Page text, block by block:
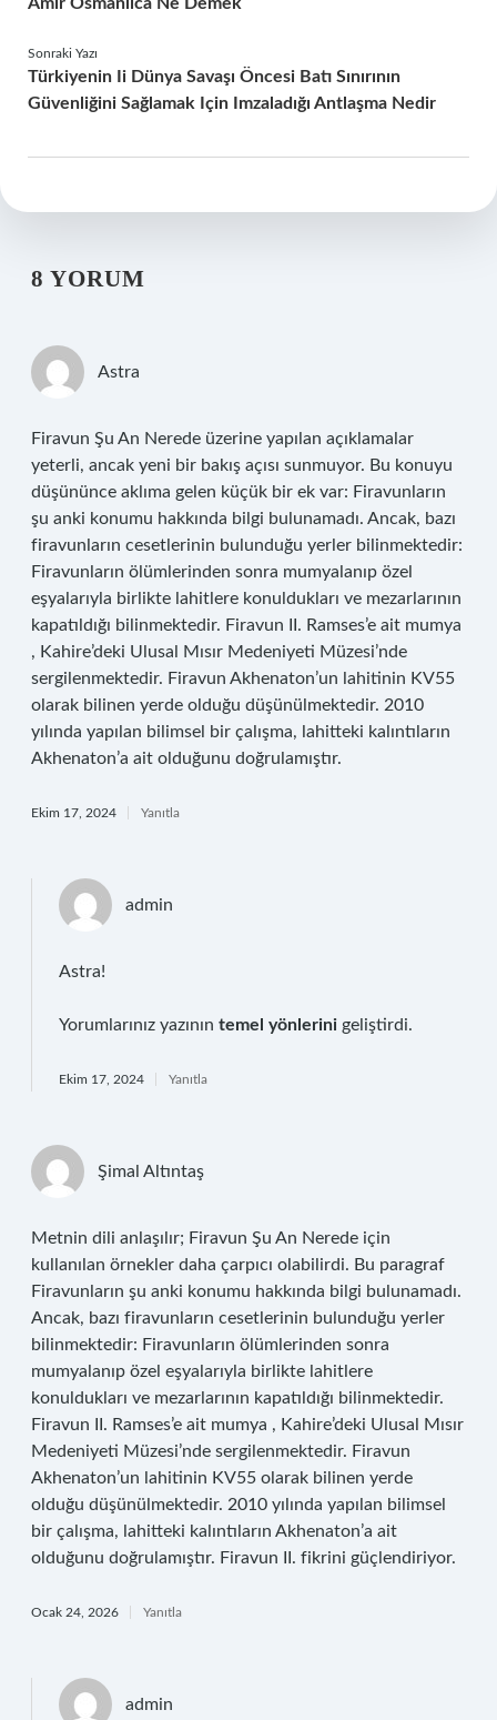
Sonraki Yazı
Türkiyenin Ii Dünya Savaşı Öncesi Batı Sınırının
Güvenliğini Sağlamak Için Imzaladığı Antlaşma Nedir
8 YORUM
Astra
Firavun Şu An Nerede üzerine yapılan açıklamalar
yeterli, ancak yeni bir bakış açısı sunmuyor. Bu konuyu
düşününce aklıma gelen küçük bir ek var: Firavunların
şu anki konumu hakkında bilgi bulunamadı. Ancak, bazı
firavunların cesetlerinin bulunduğu yerler bilinmektedir:
Firavunların ölümlerinden sonra mumyalanıp özel
eşyalarıyla birlikte lahitlere konuldukları ve mezarlarının
kapatıldığı bilinmektedir. Firavun II. Ramses’e ait mumya
, Kahire’deki Ulusal Mısır Medeniyeti Müzesi’nde
sergilenmektedir. Firavun Akhenaton’un lahitinin KV55
olarak bilinen yerde olduğu düşünülmektedir. 2010
yılında yapılan bilimsel bir çalışma, lahitteki kalıntıların
Akhenaton’a ait olduğunu doğrulamıştır.
Ekim 17, 2024 Yanıtla
admin
Astra!
Yorumlarınız yazının temel yönlerini geliştirdi.
Ekim 17, 2024 Yanıtla
Şimal Altıntaş
Metnin dili anlaşılır; Firavun Şu An Nerede için
kullanılan örnekler daha çarpıcı olabilirdi. Bu paragraf
Firavunların şu anki konumu hakkında bilgi bulunamadı.
Ancak, bazı firavunların cesetlerinin bulunduğu yerler
bilinmektedir: Firavunların ölümlerinden sonra
mumyalanıp özel eşyalarıyla birlikte lahitlere
konuldukları ve mezarlarının kapatıldığı bilinmektedir.
Firavun II. Ramses’e ait mumya , Kahire’deki Ulusal Mısır
Medeniyeti Müzesi’nde sergilenmektedir. Firavun
Akhenaton’un lahitinin KV55 olarak bilinen yerde
olduğu düşünülmektedir. 2010 yılında yapılan bilimsel
bir çalışma, lahitteki kalıntıların Akhenaton’a ait
olduğunu doğrulamıştır. Firavun II. fikrini güçlendiriyor.
Ocak 24, 2026 Yanıtla
admin